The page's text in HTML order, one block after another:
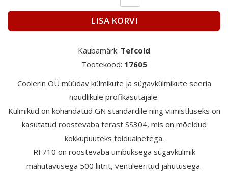
LISA KORVI
Kaubamärk: Tefcold
Tootekood: 17605
Coolerin OÜ müüdav külmikute ja sügavkülmikute seeria
nõudlikule profikasutajale.
Külmikud on kohandatud GN standardile ning viimistluseks on
kasutatud roostevaba terast SS304, mis on mõeldud
kokkupuuteks toiduainetega.
RF710 on roostevaba umbuksega sügavkülmik
mahutavusega 500 liitrit, ventileeritud jahutusega.